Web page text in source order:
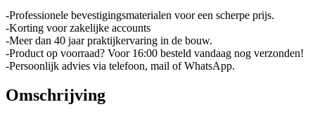
-Professionele bevestigingsmaterialen voor een scherpe prijs.
-Korting voor zakelijke accounts
-Meer dan 40 jaar praktijkervaring in de bouw.
-Product op voorraad? Voor 16:00 besteld vandaag nog verzonden!
-Persoonlijk advies via telefoon, mail of WhatsApp.
Omschrijving